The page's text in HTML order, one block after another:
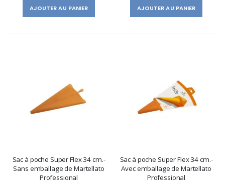
AJOUTER AU PANIER AJOUTER AU PANIER
Sac à poche Super Flex 34 cm.-
Sans emballage de Martellato
Professional
Sac à poche Super Flex 34 cm.-
Avec emballage de Martellato
Professional